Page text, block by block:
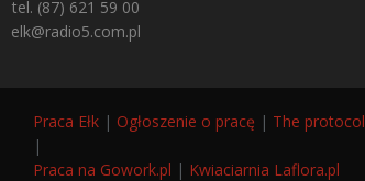
tel. (87) 621 59 00
elk@radio5.com.pl
Praca Ełk | Ogłoszenie o pracę | The protocol
|
Praca na Gowork.pl | Kwiaciarnia Laflora.pl